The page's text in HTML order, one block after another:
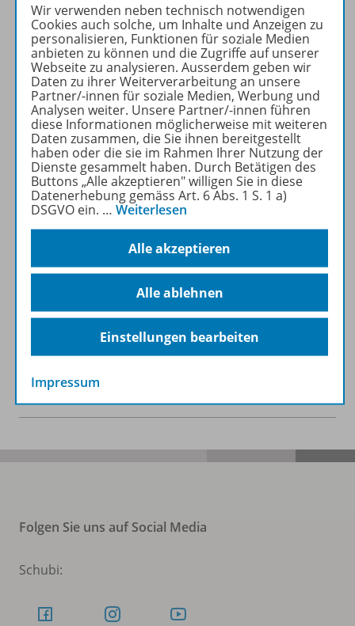
Produktinformationen
Beschreibung
Inhalte
Zugehörige Produkte
HeftPlusWeb
Benachrichtigungs-Service
Folgen Sie uns auf Social Media
Schubi:
Wir verwenden neben technisch notwendigen
Cookies auch solche, um Inhalte und Anzeigen zu
personalisieren, Funktionen für soziale Medien
anbieten zu können und die Zugriffe auf unserer
Webseite zu analysieren. Ausserdem geben wir
Daten zu ihrer Weiterverarbeitung an unsere
Partner/-innen für soziale Medien, Werbung und
Analysen weiter. Unsere Partner/-innen führen
diese Informationen möglicherweise mit weiteren
Daten zusammen, die Sie ihnen bereitgestellt
haben oder die sie im Rahmen Ihrer Nutzung der
Dienste gesammelt haben. Durch Betätigen des
Buttons „Alle akzeptieren" willigen Sie in diese
Datenerhebung gemäss Art. 6 Abs. 1 S. 1 a)
DSGVO ein. … Weiterlesen
Alle akzeptieren
Alle ablehnen
Einstellungen bearbeiten
Impressum